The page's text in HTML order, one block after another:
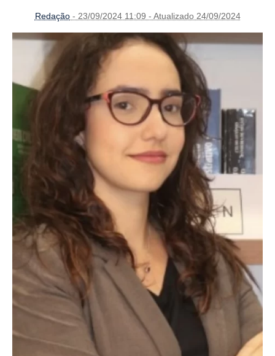
Redação- 23/09/2024 11:09 - Atualizado 24/09/2024